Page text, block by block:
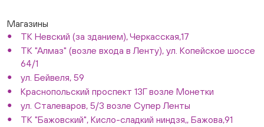
Магазины
ТК Невский (за зданием), Черкасская,17
ТК "Алмаз" (возле входа в Ленту), ул. Копейское шоссе
64/1
ул. Бейвеля, 59
Краснопольский проспект 13Г возле Монетки
ул. Сталеваров, 5/3 возле Супер Ленты
ТК "Бажовский", Кисло-сладкий ниндзя,, Бажова,91